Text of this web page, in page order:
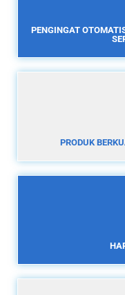
PENGINGAT
PRODUK